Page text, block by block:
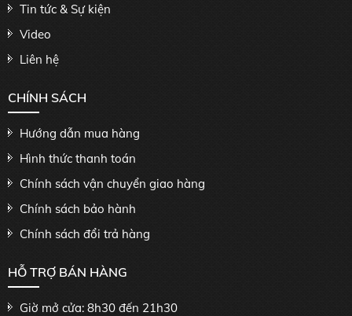
Tin tức & Sự kiện
Video
Liên hệ
CHÍNH SÁCH
Hướng dẫn mua hàng
Hình thức thanh toán
Chính sách vận chuyển giao hàng
Chính sách bảo hành
Chính sách đổi trả hàng
HỖ TRỢ BÁN HÀNG
Giờ mở cửa: 8h30 đến 21h30